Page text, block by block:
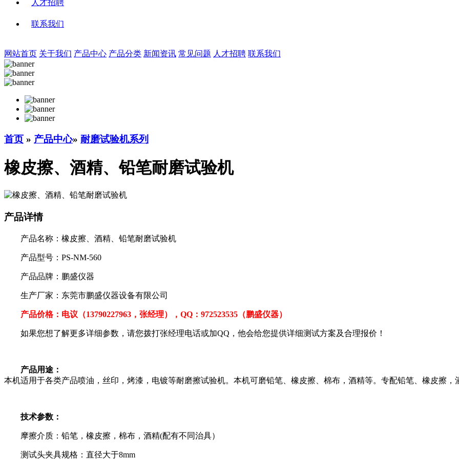
人才招聘
联系我们
网站首页 关于我们 产品中心 产品分类 新闻资讯 常见问题 人才招聘 联系我们
首页 » 产品中心» 耐磨试验机系列
橡皮擦、酒精、铅笔耐磨试验机
产品详情
产品名称：橡皮擦、酒精、铅笔耐磨试验机
产品型号：PS-NM-560
产品品牌：鹏盛仪器
生产厂家：东莞市鹏盛仪器设备有限公司
产品价格：电议（13790227963，张经理），QQ：972523535（鹏盛仪器）
如果您想了解更多详细参数，请您拨打张经理电话或加QQ，他会给您提供详细测试方案及合理报价！
产品用途：
本机适用于各类产品喷油，丝印，烤漆，电镀等耐磨擦试验机。本机可磨铅笔、橡皮擦、棉布，酒精等。专配铅笔、橡皮擦，
技术参数：
摩擦介质：铅笔，橡皮擦，棉布，酒精(配有不同治具）
测试头夹具规格：直径大于8mm